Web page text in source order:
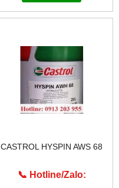
CASTROL HYSPIN AWS 68
📞 Hotline/Zalo: